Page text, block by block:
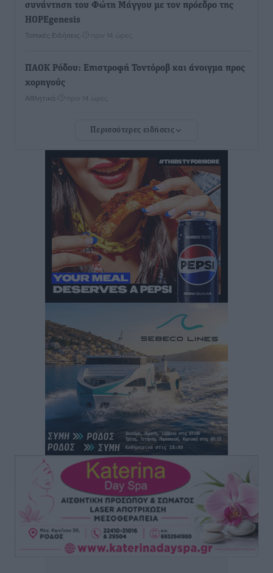
συνάντηση του Φώτη Μάγγου με τον πρόεδρο της
HOPEgenesis
Τοπικές Ειδήσεις πριν 14 ώρες
ΠΑΟΚ Ρόδου: Επιστροφή Τοντόροβ και άνοιγμα προς
χορηγούς
Αθλητικά πριν 14 ώρες
Rhodes Beyond Summer – Εκεί που το καλοκαίρι
Τοπικές Ειδήσεις• πριν 14 ώρες
Κικίλιας: Μειώθηκαν κατά 34% οι μεταναστευτικές
ροές στα θαλάσσια σύνορα
πριν 14 ώρες
Κως: Γερμανός τουρίστας κέρδισε αποζημίωση 900
ευρώ επειδή δεν βρήκε ξαπλώστρες στις
οικογενειακές διακοπές του
Τοπικές Ειδήσεις• πριν 14 ώρες
Ο γεωεντοπισμός μέσω 112 «έσωσε» Δανό περιπατητή
στη Ρόδο
Τοπικές Ειδήσεις• πριν 14 ώρες
Σύμη: Ανασύρθηκε σορός άνδρα – Εξετάζεται αν είναι
ο 8ος Γερμανός που αγνοούνταν μετά την παράσυρσή
Τοπικές Ειδήσεις• πριν 14 ώρες
Ερώτηση στην Ευρωπαϊκή Επιτροπή για τις
αλλεπάλληλες πυρκαγιές που ξεσπούν από μονάδες
ανακύκλωσης και ΧΥΤΑ και την επικίνδυνη έκθεση
σε καρκινογόνες τοξικές ουσίες
Ειδήσεις• πριν 14 ώρες
Περισσότερες ειδήσεις